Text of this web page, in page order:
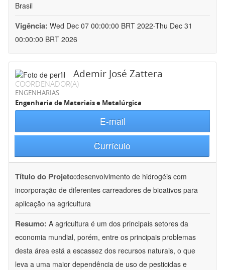
Brasil
Vigência: Wed Dec 07 00:00:00 BRT 2022-Thu Dec 31
00:00:00 BRT 2026
Ademir José Zattera
COORDENADOR(A)
ENGENHARIAS
Engenharia de Materiais e Metalúrgica
E-mail
Currículo
Título do Projeto:desenvolvimento de hidrogéis com
incorporação de diferentes carreadores de bioativos para
aplicação na agricultura
Resumo: A agricultura é um dos principais setores da
economia mundial, porém, entre os principais problemas
desta área está a escassez dos recursos naturais, o que
leva a uma maior dependência de uso de pesticidas e